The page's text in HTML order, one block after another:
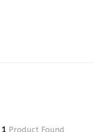
1 Product Found